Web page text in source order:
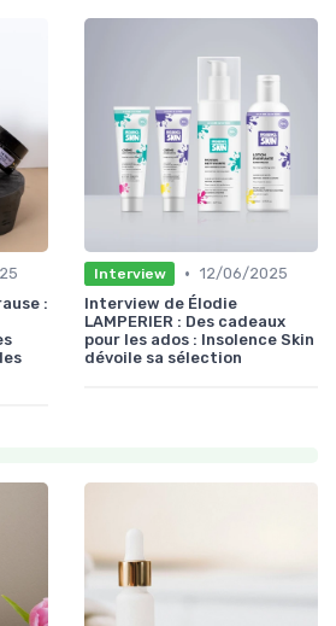
:
Interview • 12/06/2025
Interview de Élodie
LAMPERIER : Des cadeaux
pour les ados : Insolence Skin
dévoile sa sélection